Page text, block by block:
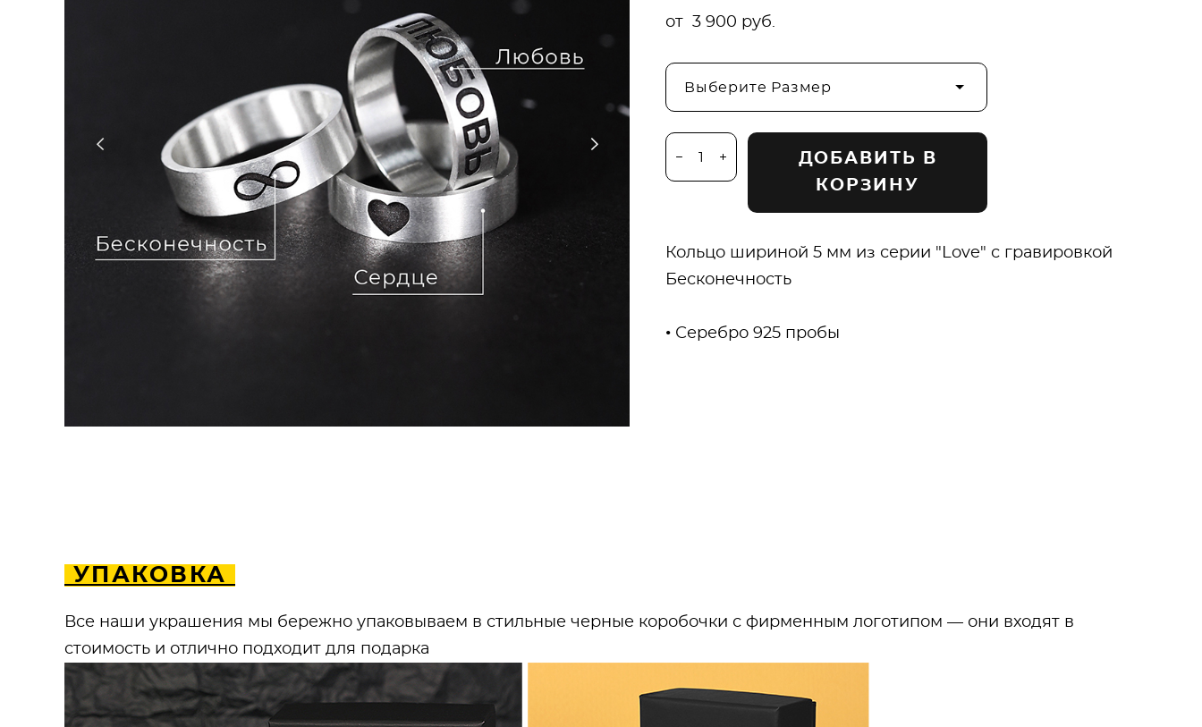
от 3 900 pуб.
Выберите Размер
ДОБАВИТЬ В
КОРЗИНУ
Кольцо шириной 5 мм из серии "Love" с гравировкой
Бесконечность
• Серебро 925 пробы
УПАКОВКА
Все наши украшения мы бережно упаковываем в стильные черные коробочки с фирменным логотипом — они входят в
стоимость и отлично подходит для подарка